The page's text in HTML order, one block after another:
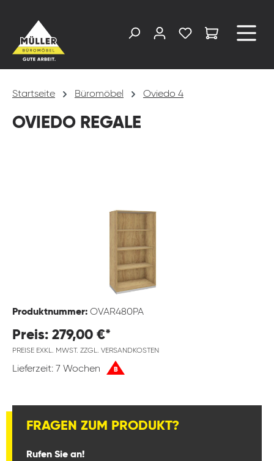
Startseite Büromöbel Oviedo 4
OVIEDO REGALE
Produktnummer: OVAR480PA
Preis: 279,00 €*
PREISE EXKL. MWST. ZZGL. VERSANDKOSTEN
Lieferzeit: 7 Wochen B
FRAGEN ZUM PRODUKT?
Rufen Sie an!